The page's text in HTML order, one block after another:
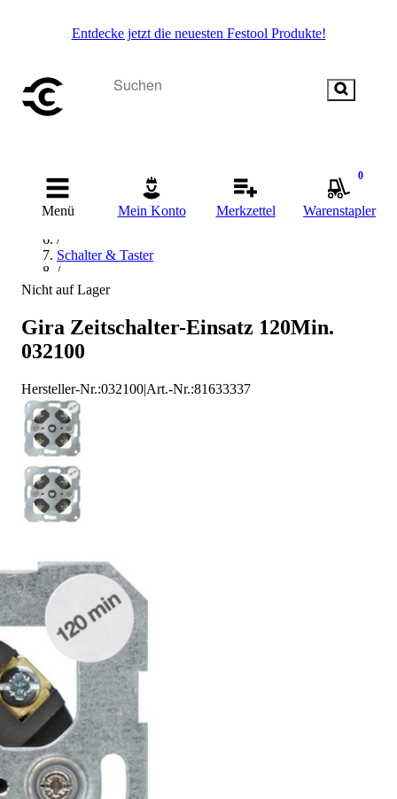
Entdecke jetzt die neuesten Festool Produkte!
Menü Mein Konto Merkzettel
0
Warenstapler
/
Elektrik & Elektronik
/
/
Schalter & Taster
/
Schalter
Zeitschaltuhr
/
Gira Zeitschaltuhr
Nicht auf Lager
Gira Zeitschalter-Einsatz 120Min.
032100
Hersteller-Nr.:032100|Art.-Nr.:81633337